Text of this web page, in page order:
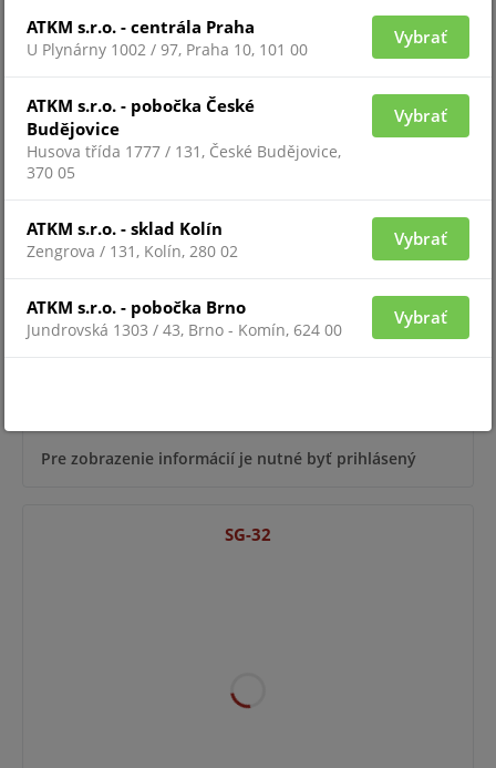
Pre zobrazenie informácií je nutné byť prihlásený
Pre zobrazenie informácií je nutné byť prihlásený
SG-32
ATKM s.r.o. - centrála Praha
U Plynárny 1002 / 97, Praha 10, 101 00
Vybrať
ATKM s.r.o. - pobočka České
Budějovice
Husova třída 1777 / 131, České Budějovice,
370 05
Vybrať
ATKM s.r.o. - sklad Kolín
Zengrova / 131, Kolín, 280 02
Vybrať
ATKM s.r.o. - pobočka Brno
Jundrovská 1303 / 43, Brno - Komín, 624 00
Vybrať